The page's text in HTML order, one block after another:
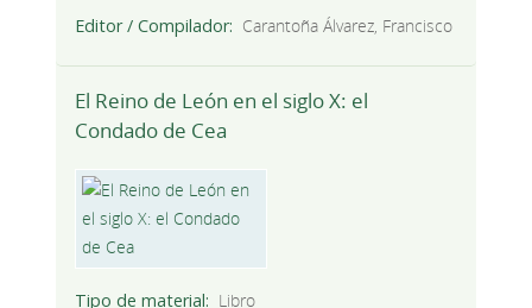
Editor / Compilador
Carantoña Álvarez, Francisco
El Reino de León en el siglo X: el
Condado de Cea
Tipo de material
Libro